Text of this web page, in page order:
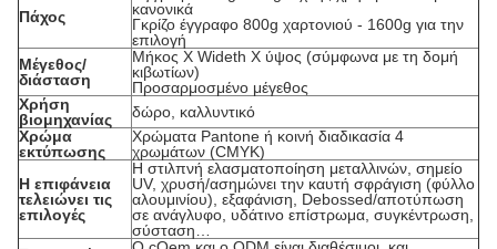
Πάχος
κανονικά
Γκρίζο έγγραφο 800g χαρτονιού - 1600g για την
επιλογή
Μέγεθος/
διάσταση
Μήκος Χ Wideth Χ ύψος (σύμφωνα με τη δομή
κιβωτίων)
Προσαρμοσμένο μέγεθος
Χρήση
βιομηχανίας
δώρο, καλλυντικό
Χρώμα
εκτύπωσης
Χρώματα Pantone ή κοινή διαδικασία 4
χρωμάτων (CMYK)
Η επιφάνεια
τελειώνει τις
επιλογές
Η στιλπνή ελασματοποίηση μεταλλινών, σημείο
UV, χρυσή/ασημώνει την καυτή σφράγιση (φύλλο
αλουμινίου), εξαφάνιση, Debossed/αποτύπωση
σε ανάγλυφο, υδάτινο επίστρωμα, συγκέντρωση,
σύσταση…